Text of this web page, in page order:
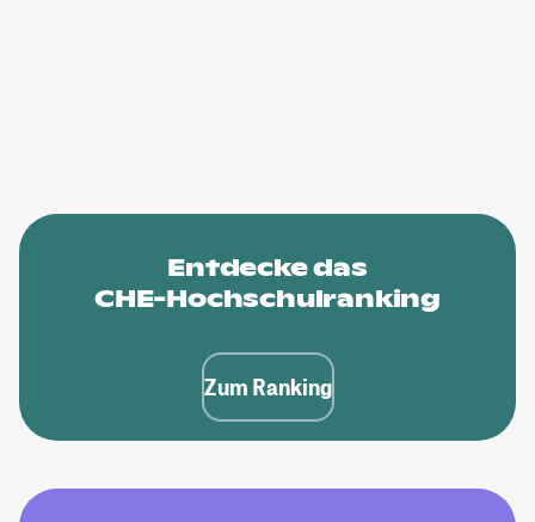
Entdecke das
CHE-Hochschulranking
Zum Ranking